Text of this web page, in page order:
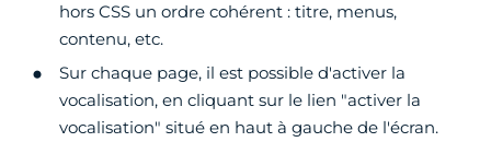
hors CSS un ordre cohérent : titre, menus,
contenu, etc.
Sur chaque page, il est possible d'activer la
vocalisation, en cliquant sur le lien "activer la
vocalisation" situé en haut à gauche de l'écran.